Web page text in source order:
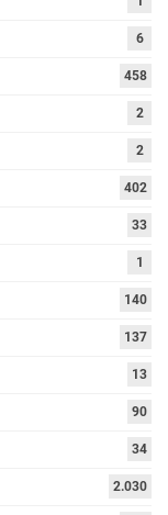
6
458
2
2
402
33
1
140
137
13
90
34
2.030